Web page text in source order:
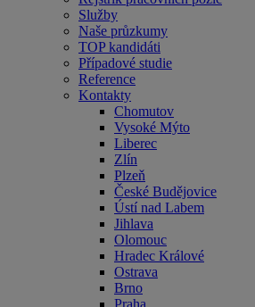
Služby
Naše průzkumy
TOP kandidáti
Případové studie
Reference
Kontakty
Chomutov
Vysoké Mýto
Liberec
Zlín
Plzeň
České Budějovice
Ústí nad Labem
Jihlava
Olomouc
Hradec Králové
Ostrava
Brno
Praha